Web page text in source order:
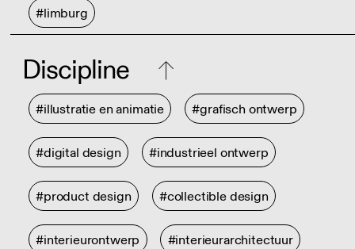
#limburg
Discipline
#illustratie en animatie #grafisch ontwerp
#digital design #industrieel ontwerp
#product design #collectible design
#interieurontwerp #interieurarchitectuur